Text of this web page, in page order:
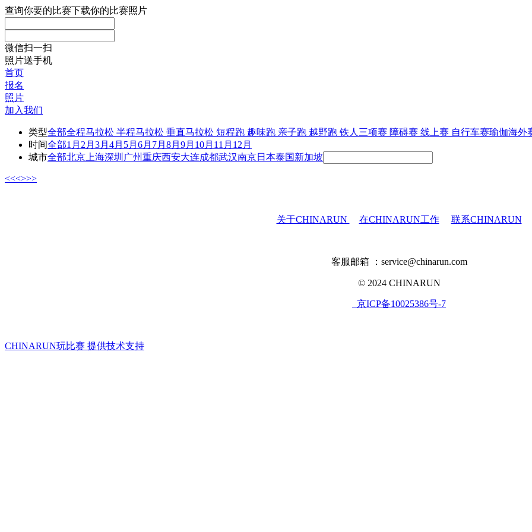
查询你要的比赛下载你的比赛照片
微信扫一扫
照片送手机
首页
报名
照片
加入我们
类型全部全程马拉松 半程马拉松 垂直马拉松 短程跑 趣味跑 亲子跑 越野跑 铁人三项赛 障碍赛 线上赛 自行车赛瑜伽海外
时间全部1月 2月 3月 4月 5月 6月 7月 8月 9月 10月 11月 12月
城市全部北京 上海深圳 广州重庆西安大连成都武汉南京日本泰国新加坡
<<<>>>
关于CHINARUN 在CHINARUN工作 联系CHINARUN
客服邮箱 ：service@chinarun.com
© 2024 CHINARUN
京ICP备10025386号-7
CHINARUN玩比赛 提供技术支持